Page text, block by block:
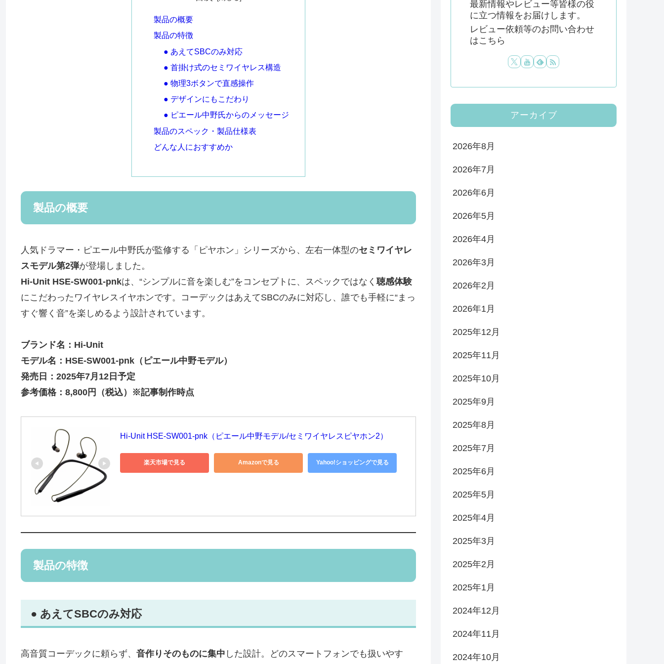
製品の概要
製品の特徴
● あえてSBCのみ対応
● 首掛け式のセミワイヤレス構造
● 物理3ボタンで直感操作
● デザインにもこだわり
● ピエール中野氏からのメッセージ
製品のスペック・製品仕様表
どんな人におすすめか
製品の概要
人気ドラマー・ピエール中野氏が監修する「ピヤホン」シリーズから、左右一体型のセミワイヤレ
スモデル第2弾が登場しました。
Hi-Unit HSE-SW001-pnkは、“シンプルに音を楽しむ”をコンセプトに、スペックではなく 聴感体験
にこだわったワイヤレスイヤホンです。コーデックはあえてSBCのみに対応し、誰でも手軽に“まっ
すぐ響く音”を楽しめるよう設計されています。
ブランド名：Hi-Unit
モデル名：HSE-SW001-pnk（ピエール中野モデル）
発売日：2025年7月12日予定
参考価格：8,800円（税込）※記事制作時点
Hi-Unit HSE-SW001-pnk（ピエール中野モデル/セミワイヤレスピヤホン2）
楽天市場で見る Amazonで見る Yahoo!ショッピングで見る
製品の特徴
● あえてSBCのみ対応
高音質コーデックに頼らず、 音作りそのものに集中 した設計。どのスマートフォンでも扱いやす
最新情報やレビュー等皆様の役
に立つ情報をお届けします。
レビュー依頼等のお問い合わせ
はこちら
アーカイブ
2026年8月
2026年7月
2026年6月
2026年5月
2026年4月
2026年3月
2026年2月
2026年1月
2025年12月
2025年11月
2025年10月
2025年9月
2025年8月
2025年7月
2025年6月
2025年5月
2025年4月
2025年3月
2025年2月
2025年1月
2024年12月
2024年11月
2024年10月